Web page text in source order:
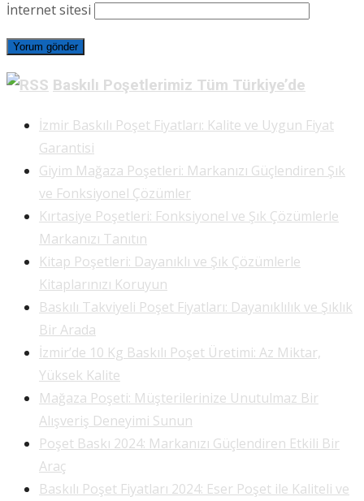
İnternet sitesi
Baskılı Poşetlerimiz Tüm Türkiye’de
İzmir Baskılı Poşet Fiyatları: Kalite ve Uygun Fiyat
Garantisi
Giyim Mağaza Poşetleri: Markanızı Güçlendiren Şık
ve Fonksiyonel Çözümler
Kırtasiye Poşetleri: Fonksiyonel ve Şık Çözümlerle
Markanızı Tanıtın
Kitap Poşetleri: Dayanıklı ve Şık Çözümlerle
Kitaplarınızı Koruyun
Baskılı Takviyeli Poşet Fiyatları: Dayanıklılık ve Şıklık
Bir Arada
İzmir’de 10 Kg Baskılı Poşet Üretimi: Az Miktar,
Yüksek Kalite
Mağaza Poşeti: Müşterilerinize Unutulmaz Bir
Alışveriş Deneyimi Sunun
Poşet Baskı 2024: Markanızı Güçlendiren Etkili Bir
Araç
Baskılı Poşet Fiyatları 2024: Eser Poşet ile Kaliteli ve